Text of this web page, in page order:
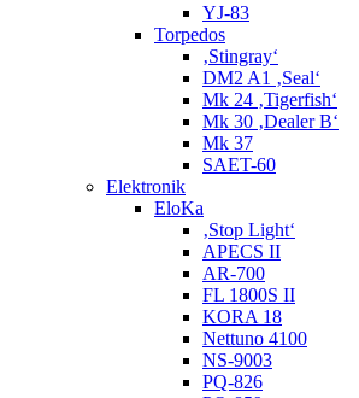
YJ-83
Torpedos
‚Stingray‘
DM2 A1 ‚Seal‘
Mk 24 ‚Tigerfish‘
Mk 30 ‚Dealer B‘
Mk 37
SAET-60
Elektronik
EloKa
‚Stop Light‘
APECS II
AR-700
FL 1800S II
KORA 18
Nettuno 4100
NS-9003
PQ-826